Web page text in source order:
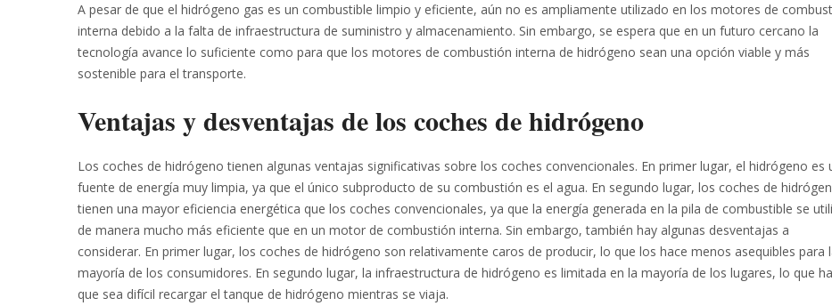
A pesar de que el hidrógeno gas es un combustible limpio y eficiente, aún no es ampliamente utilizado en los motores de
interna debido a la falta de infraestructura de suministro y almacenamiento. Sin embargo, se espera que en un futuro cercano la
tecnología avance lo suficiente como para que los motores de combustión interna de hidrógeno sean una opción viable y más
sostenible para el transporte.
Ventajas y desventajas de los coches de hidrógeno
Los coches de hidrógeno tienen algunas ventajas significativas sobre los coches convencionales. En primer lugar, el hidrógeno es
fuente de energía muy limpia, ya que el único subproducto de su combustión es el agua. En segundo lugar, los coches de
tienen una mayor eficiencia energética que los coches convencionales, ya que la energía generada en la pila de combustible se
de manera mucho más eficiente que en un motor de combustión interna. Sin embargo, también hay algunas desventajas a
considerar. En primer lugar, los coches de hidrógeno son relativamente caros de producir, lo que los hace menos asequibles para
mayoría de los consumidores. En segundo lugar, la infraestructura de hidrógeno es limitada en la mayoría de los lugares, lo que
que sea difícil recargar el tanque de hidrógeno mientras se viaja.